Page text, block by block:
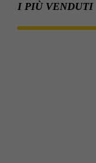
I PIÙ VENDUTI